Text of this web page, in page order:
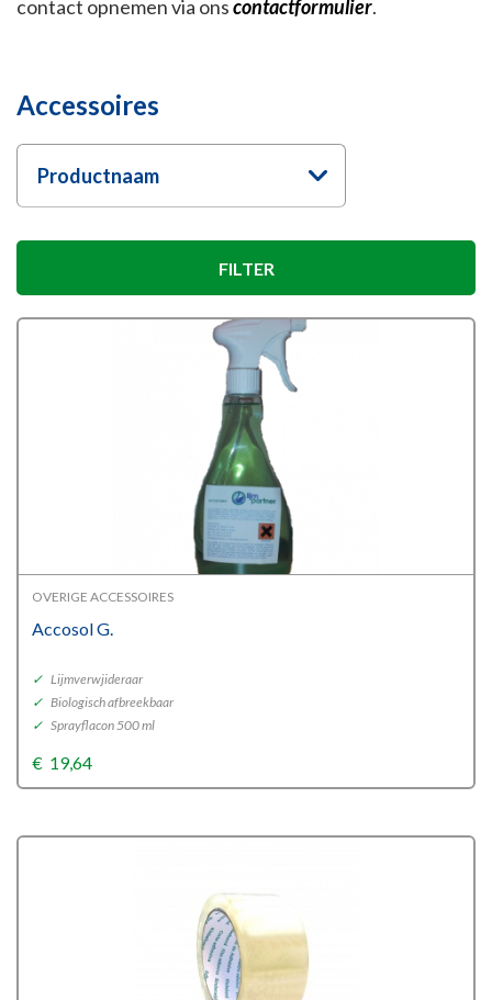
contact opnemen via onscontactformulier.
Accessoires
Productnaam
FILTER
OVERIGE ACCESSOIRES
Accosol G.
✓ Lijmverwjideraar
✓ Biologisch afbreekbaar
✓ Sprayflacon 500 ml
€ 19,64